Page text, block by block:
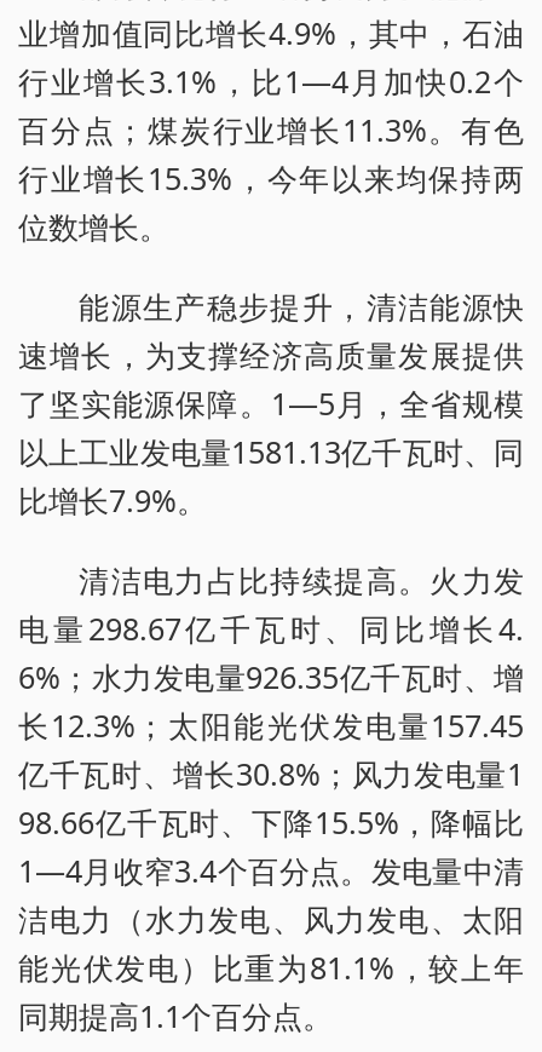
业增加值同比增长4.9%，其中，石油
行业增长3.1%，比1—4月加快0.2个
百分点；煤炭行业增长11.3%。有色
行业增长15.3%，今年以来均保持两
位数增长。
能源生产稳步提升，清洁能源快
速增长，为支撑经济高质量发展提供
了坚实能源保障。1—5月，全省规模
以上工业发电量1581.13亿千瓦时、同
比增长7.9%。
清洁电力占比持续提高。火力发
电量298.67亿千瓦时、同比增长4.
6%；水力发电量926.35亿千瓦时、增
长12.3%；太阳能光伏发电量157.45
亿千瓦时、增长30.8%；风力发电量1
98.66亿千瓦时、下降15.5%，降幅比
1—4月收窄3.4个百分点。发电量中清
洁电力（水力发电、风力发电、太阳
能光伏发电）比重为81.1%，较上年
同期提高1.1个百分点。